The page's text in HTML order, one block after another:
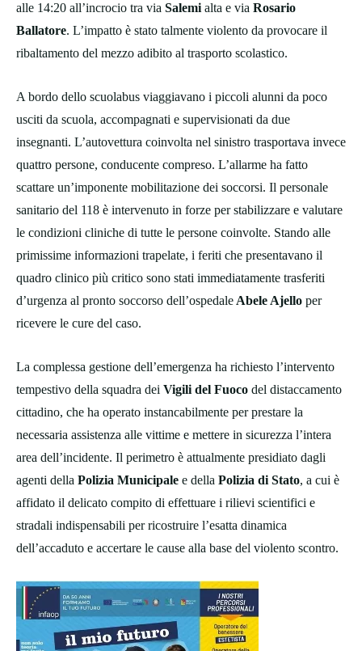
alle 14:20 all’incrocio tra via Salemi alta e via Rosario
Ballatore. L’impatto è stato talmente violento da provocare il
ribaltamento del mezzo adibito al trasporto scolastico.
A bordo dello scuolabus viaggiavano i piccoli alunni da poco
usciti da scuola, accompagnati e supervisionati da due
insegnanti. L’autovettura coinvolta nel sinistro trasportava invece
quattro persone, conducente compreso. L’allarme ha fatto
scattare un’imponente mobilitazione dei soccorsi. Il personale
sanitario del 118 è intervenuto in forze per stabilizzare e valutare
le condizioni cliniche di tutte le persone coinvolte. Stando alle
primissime informazioni trapelate, i feriti che presentavano il
quadro clinico più critico sono stati immediatamente trasferiti
d’urgenza al pronto soccorso dell’ospedale Abele Ajello per
ricevere le cure del caso.
La complessa gestione dell’emergenza ha richiesto l’intervento
tempestivo della squadra dei Vigili del Fuoco del distaccamento
cittadino, che ha operato instancabilmente per prestare la
necessaria assistenza alle vittime e mettere in sicurezza l’intera
area dell’incidente. Il perimetro è attualmente presidiato dagli
agenti della Polizia Municipale e della Polizia di Stato, a cui è
affidato il delicato compito di effettuare i rilievi scientifici e
stradali indispensabili per ricostruire l’esatta dinamica
dell’accaduto e accertare le cause alla base del violento scontro.